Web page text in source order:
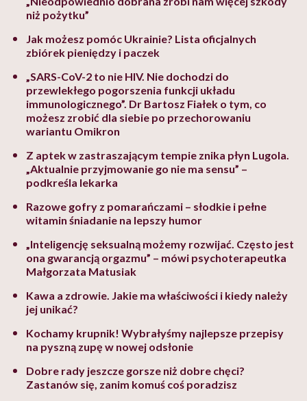
niż pożytku”
Jak możesz pomóc Ukrainie? Lista oficjalnych
zbiórek pieniędzy i paczek
„SARS-CoV-2 to nie HIV. Nie dochodzi do
przewlekłego pogorszenia funkcji układu
immunologicznego”. Dr Bartosz Fiałek o tym, co
możesz zrobić dla siebie po przechorowaniu
wariantu Omikron
Z aptek w zastraszającym tempie znika płyn Lugola.
„Aktualnie przyjmowanie go nie ma sensu” –
podkreśla lekarka
Razowe gofry z pomarańczami – słodkie i pełne
witamin śniadanie na lepszy humor
„Inteligencję seksualną możemy rozwijać. Często jest
ona gwarancją orgazmu” – mówi psychoterapeutka
Małgorzata Matusiak
Kawa a zdrowie. Jakie ma właściwości i kiedy należy
jej unikać?
Kochamy krupnik! Wybrałyśmy najlepsze przepisy
na pyszną zupę w nowej odsłonie
Dobre rady jeszcze gorsze niż dobre chęci?
Zastanów się, zanim komuś coś poradzisz